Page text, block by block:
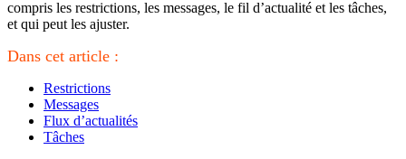
compris les restrictions, les messages, le fil d’actualité et les tâches,
et qui peut les ajuster.
Dans cet article :
Restrictions
Messages
Flux d’actualités
Tâches